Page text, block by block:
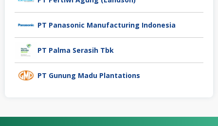
PT Panasonic Manufacturing Indonesia
PT Palma Serasih Tbk
PT Gunung Madu Plantations